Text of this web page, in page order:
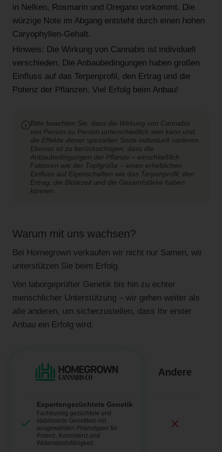
in Nelken, Rosmarin und Oregano vorkommt. Die
würzige Note im Abgang entsteht durch einen hohen
Caryophyllen-Gehalt.
Hinweis: Die Wirkung von Cannabis ist individuell
verschieden. Die Anbaubedingungen haben großen
Einfluss auf das Terpenprofil, den Ertrag und die
Potenz der Pflanzen. Viel Erfolg beim Anbau!
Bitte beachten Sie, dass die Wirkung von Cannabis
von Person zu Person unterschiedlich sein kann und
die Effekte dieser speziellen Sorte individuell variieren.
Ebenso ist zu berücksichtigen, dass die
Anbaubedingungen der Pflanze – einschließlich
Faktoren wie der Topfgröße – einen erheblichen
Einfluss auf Eigenschaften wie das Terpenprofil, den
Ertrag, die Blütezeit und die Gesamtstärke haben
können.
Warum mit uns wachsen?
Bei Homegrown verkaufen wir nicht nur Samen, wir
unterstützen Sie beim Erfolg.
Von laborgeprüfter Genetik bis hin zu echter
menschlicher Unterstützung – wir gehen weiter als
alle anderen, um sicherzustellen, dass Ihr erster
Anbau ein Erfolg wird.
Andere
Expertengezüchtete Genetik
Fachkundig gezüchtete und
stabilisierte Genetiken mit
ausgewählten Phänotypen für
Potenz, Konsistenz und
Widerstandsfähigkeit.